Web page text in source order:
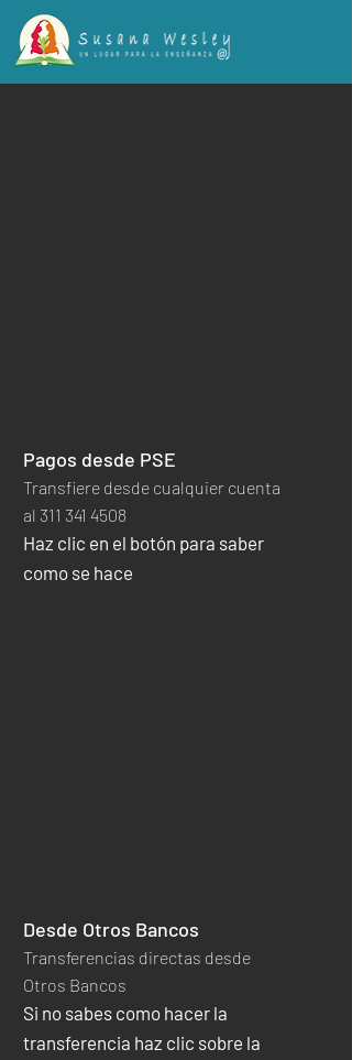
Pagos desde PSE
Transfiere desde cualquier cuenta
al 311 341 4508
Haz clic en el botón para saber
como se hace
Desde Otros Bancos
Transferencias directas desde
Otros Bancos
Si no sabes como hacer la
transferencia haz clic sobre la